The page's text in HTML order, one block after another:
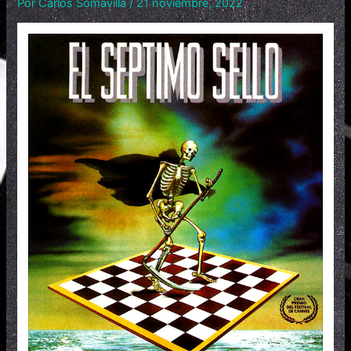
PorCarlos Somavilla/21 noviembre, 2022